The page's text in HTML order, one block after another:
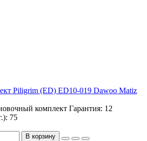
Piligrim (ED) ED10-019 Dawoo Matiz
комплект Гарантия: 12
75
В корзину